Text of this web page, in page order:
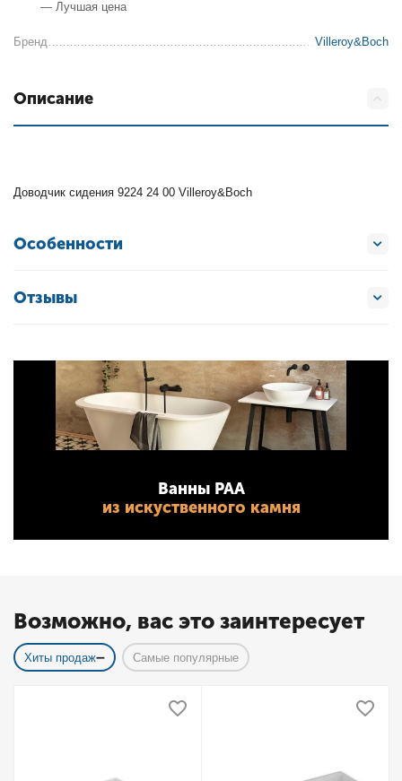
— Лучшая цена
Бренд Villeroy&Boch
Описание
Доводчик сидения 9224 24 00 Villeroy&Boch
Особенности
Отзывы
Ванны PAA
из искуственного камня
Возможно, вас это заинтересует
Хиты продаж Самые популярные